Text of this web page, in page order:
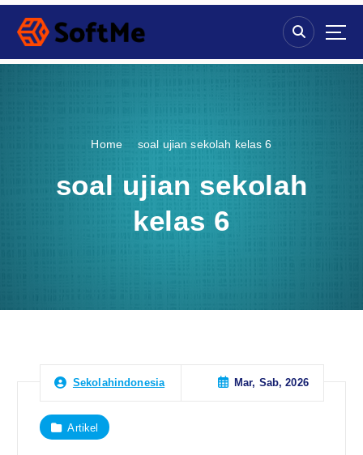
S
p
Home soal ujian sekolah kelas 6
soal ujian sekolah
kelas 6
Sekolahindonesia Mar, Sab, 2026
Artikel